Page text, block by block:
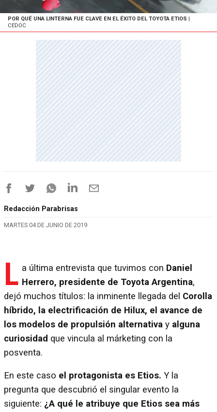
POR QUÉ UNA LINTERNA FUE CLAVE EN EL ÉXITO DEL TOYOTA ETIOS
CEDOC
Redacción Parabrisas
MARTES 04 DE JUNIO DE 2019
L a última entrevista que tuvimos con Daniel
Herrero, presidente de Toyota Argentina,
dejó muchos títulos: la inminente llegada del Corolla
híbrido, la electrificación de Hilux, el avance de
los modelos de propulsión alternativa y alguna
curiosidad que vincula al márketing con la
posventa.
En este caso el protagonista es Etios. Y la
pregunta que descubrió el singular evento la
siguiente: ¿A qué le atribuye que Etios sea más